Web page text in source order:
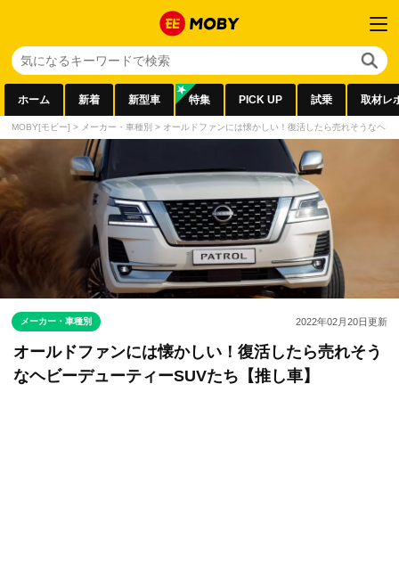
ホーム 新着 新型車 特集 PICK UP 試乗 取材レ
MOBY[モビー] > メーカー・車種別 > オールドファンには懐かしい！復活したら売れそうなヘ
メーカー・車種別 2022年02月20日更新
オールドファンには懐かしい！復活したら売れそう
なヘビーデューティーSUVたち【推し車】